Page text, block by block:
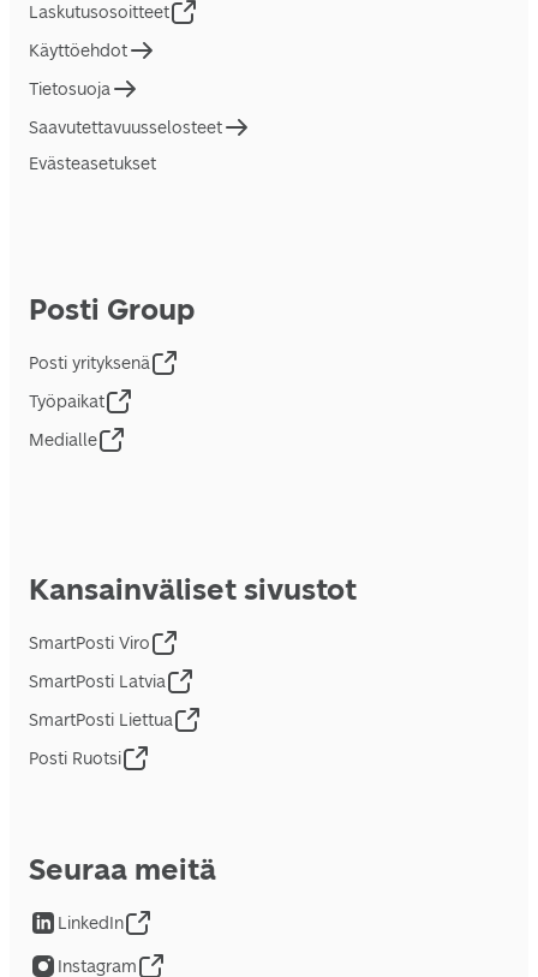
Laskutusosoitteet
Käyttöehdot
Tietosuoja
Saavutettavuusselosteet
Evästeasetukset
Posti Group
Posti yrityksenä
Työpaikat
Medialle
Kansainväliset sivustot
SmartPosti Viro
SmartPosti Latvia
SmartPosti Liettua
Posti Ruotsi
Seuraa meitä
LinkedIn
Instagram